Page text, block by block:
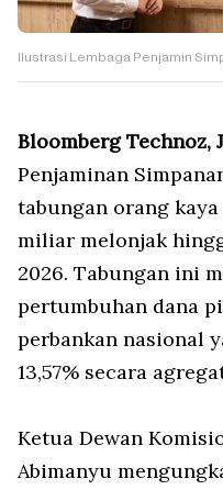
Ilustrasi Lembaga Penjamin
Bloomberg Technoz,
Penjaminan
tabungan orang
miliar melonjak
2026. Tabungan ini
pertumbuhan dana
perbankan nasional
13,57% secara
Ketua Dewan
Abimanyu